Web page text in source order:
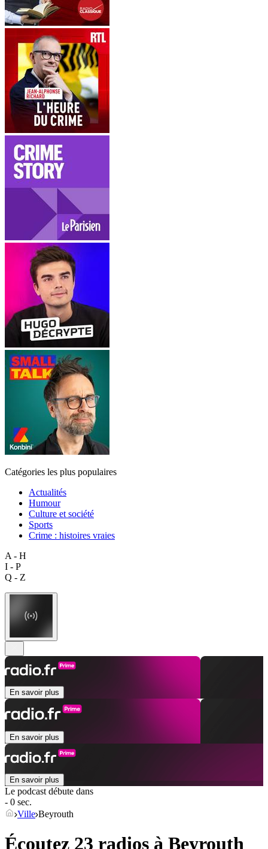
Catégories les plus populaires
Actualités
Humour
Culture et société
Sports
Crime : histoires vraies
A - H
I - P
Q - Z
En savoir plus
En savoir plus
En savoir plus
Le podcast débute dans
- 0 sec.
Ville Beyrouth
Écoutez 23 radios à Beyrouth